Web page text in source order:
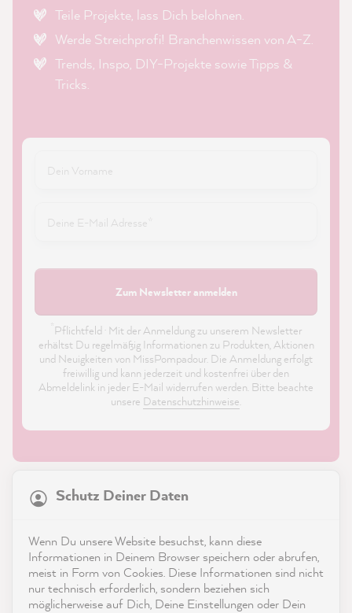
Teile Projekte, lass Dich belohnen.
Werde Streichprofi! Branchenwissen von A-Z.
Trends, Inspo, DIY-Projekte sowie Tipps &
Tricks.
Zum Newsletter anmelden
Pflichtfeld · Mit der Anmeldung zu unserem Newsletter
erhältst Du regelmäßig Informationen zu Produkten, Aktionen
und Neuigkeiten von MissPompadour. Die Anmeldung erfolgt
freiwillig und kann jederzeit und kostenfrei über den
Abmeldelink in jeder E-Mail widerrufen werden. Bitte beachte
unsere Datenschutzhinweise.
Service
Kontakt
Schutz Deiner Daten
Wenn Du unsere Website besuchst, kann diese
Informationen in Deinem Browser speichern oder abrufen,
meist in Form von Cookies. Diese Informationen sind nicht
nur technisch erforderlich, sondern beziehen sich
möglicherweise auf Dich, Deine Einstellungen oder Dein
21.829Bewertungen
reviews-io